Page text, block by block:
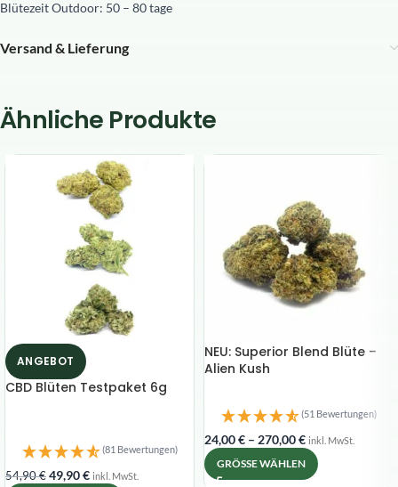
Blütezeit Outdoor: 50 – 80 tage
Versand & Lieferung
Ähnliche Produkte
ANGEBOT
CBD Blüten Testpaket 6g
54,90€ 49,90€ inkl. MwSt.
(81 Bewertungen)
NEU: Superior Blend Blüte –
Alien Kush
24,00€ – 270,00€ inkl. MwSt.
GRÖSSE WÄHLEN
(51 Bewertungen)